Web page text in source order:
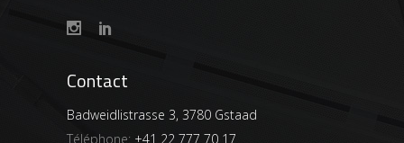
Contact
Badweidlistrasse 3, 3780 Gstaad
Téléphone: +41 22 777 70 17